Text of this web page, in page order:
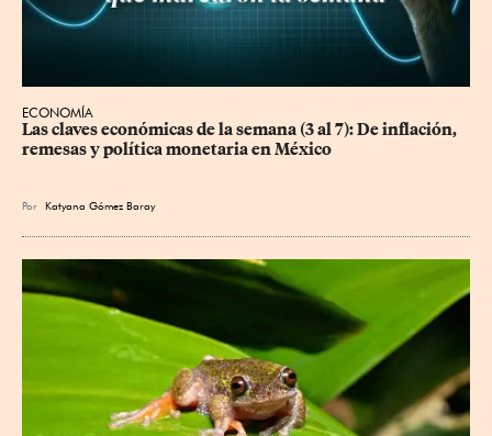
ECONOMÍA
Las claves económicas de la semana (3 al 7): De inflación,
remesas y política monetaria en México
Por Katyana Gómez Baray